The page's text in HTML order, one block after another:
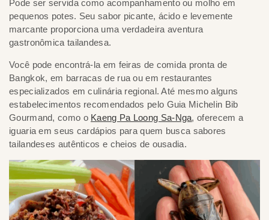
Pode ser servida como acompanhamento ou molho em
pequenos potes. Seu sabor picante, ácido e levemente
marcante proporciona uma verdadeira aventura
gastronômica tailandesa.
Você pode encontrá-la em feiras de comida pronta de
Bangkok, em barracas de rua ou em restaurantes
especializados em culinária regional. Até mesmo alguns
estabelecimentos recomendados pelo Guia Michelin Bib
Gourmand, como o Kaeng Pa Loong Sa-Nga, oferecem a
iguaria em seus cardápios para quem busca sabores
tailandeses autênticos e cheios de ousadia.